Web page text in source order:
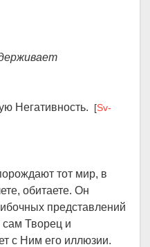
Негативность. [Sv-
тот мир, в
обитаете. Он
представлений
сам Творец и
с Ним его иллюзии.